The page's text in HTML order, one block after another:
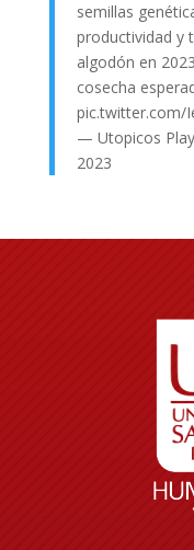
semillas
productividad y
algodón en
cosecha
pic.twitter.com/
— Utopicos
2023